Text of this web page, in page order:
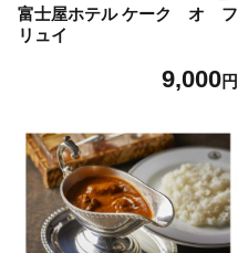
富士屋ホテル ケーク オ フ
リュイ
9,000円